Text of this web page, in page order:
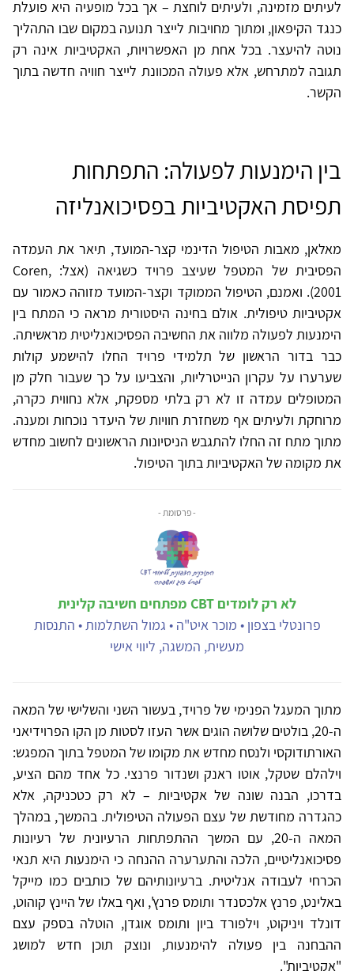
לעיתים מזמינה, ולעיתים לוחצת – אך בכל מופעיה היא פועלת
כנגד הקיפאון, ומתוך מחויבות לייצר תנועה במקום שבו התהליך
נוטה להיעצר. בכל אחת מן האפשרויות, האקטיביות אינה רק
תגובה למתרחש, אלא פעולה המכוונת לייצר חוויה חדשה בתוך
הקשר.
בין הימנעות לפעולה: התפתחות
תפיסת האקטיביות בפסיכואנליזה
מאלאן, מאבות הטיפול הדינמי קצר-המועד, תיאר את העמדה
הפסיבית של המטפל שעיצב פרויד כשגיאה (אצל: Coren,
2001). ואמנם, הטיפול הממוקד וקצר-המועד מזוהה כאמור עם
אקטיביות טיפולית. אולם בחינה היסטורית מראה כי המתח בין
הימנעות לפעולה מלווה את החשיבה הפסיכואנליטית מראשיתה.
כבר בדור הראשון של תלמידי פרויד החלו להישמע קולות
שערערו על עקרון הנייטרליות, והצביעו על כך שעבור חלק מן
המטופלים עמדה זו לא רק בלתי מספקת, אלא נחווית כקרה,
מרוחקת ולעיתים אף משחזרת חוויות של היעדר נוכחות ומענה.
מתוך מתח זה החלו להתגבש הניסיונות הראשונים לחשוב מחדש
את מקומה של האקטיביות בתוך הטיפול.
- פרסומת -
לא רק לומדים CBT מפתחים חשיבה קלינית
פרונטלי בצפון • מוכר איט"ה • גמול השתלמות • התנסות
מעשית, המשגה, ליווי אישי
מתוך המעגל הפנימי של פרויד, בעשור השני והשלישי של המאה
ה-20, בולטים שלושה הוגים אשר העזו לסטות מן הקו הפרוידיאני
האורתודוקסי ולנסח מחדש את מקומו של המטפל בתוך המפגש:
וילהלם שטקל, אוטו ראנק ושנדור פרנצי. כל אחד מהם הציע,
בדרכו, הבנה שונה של אקטיביות – לא רק כטכניקה, אלא
כהגדרה מחודשת של עצם הפעולה הטיפולית. בהמשך, במהלך
המאה ה-20, עם המשך ההתפתחות הרעיונית של רעיונות
פסיכואנליטיים, הלכה והתערערה ההנחה כי הימנעות היא תנאי
הכרחי לעבודה אנליטית. ברעיונותיהם של כותבים כמו מייקל
באלינט, פרנץ אלכסנדר ותומס פרנץ', ואף באלו של היינץ קוהוט,
דונלד ויניקוט, וילפורד ביון ותומס אוגדן, הוטלה בספק עצם
ההבחנה בין פעולה להימנעות, ונוצק תוכן חדש למושג
"אקטיביות".